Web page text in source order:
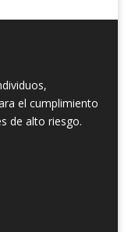
el cumplimiento
de alto riesgo.